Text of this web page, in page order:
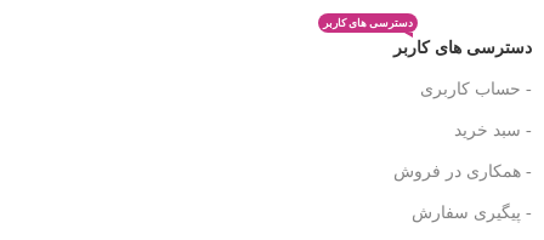
دسترسی های کاربر
دسترسی های کاربر
- حساب کاربری
- سبد خرید
- همکاری در فروش
- پیگیری سفارش